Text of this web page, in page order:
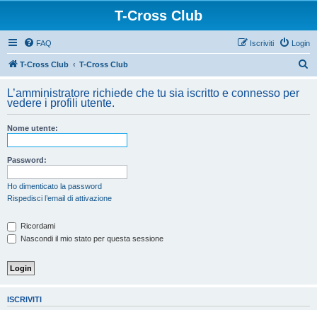
T-Cross Club
FAQ Login
Iscriviti
T-Cross Club T-Cross Club
c
L’amministratore richiede che tu sia iscritto e connesso per
vedere i profili utente.
Nome utente:
Password:
Ho dimenticato la password
Rispedisci l’email di attivazione
Ricordami
Nascondi il mio stato per questa sessione
ISCRIVITI